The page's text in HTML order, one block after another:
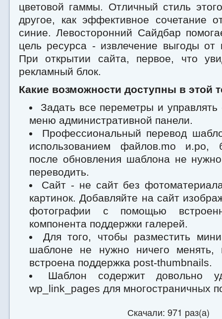
цветовой гаммы. Отличный стиль
другое, как эффективное сочетание
синие. Левосторонний Сайдбар
цель ресурса - извлечение выгоды от
При открытии сайта, первое, что
рекламный блок.
Какие возможности доступны в этой
Задать все переметры и
меню административной панели.
Профессиональный перевод
использованием файлов.mo и.po,
после обновления шаблона не
переводить.
Сайт - не сайт без
картинок. Добавляйте на сайт
фотографии с помощью
компонента поддержки галерей.
Для того, чтобы разместить
шаблоне не нужно ничего
встроена поддержка post-thumbnails.
Шаблон содержит довольно
wp_link_pages для многостраничных
Скачали: 971 раз(а)